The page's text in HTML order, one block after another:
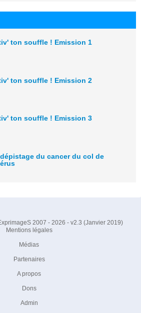
ton souffle ! Emission 1
ton souffle ! Emission 2
ton souffle ! Emission 3
du cancer du col de
2007 - 2026 - v2.3 (Janvier 2019)
Mentions légales
Médias
Partenaires
A propos
Dons
Admin